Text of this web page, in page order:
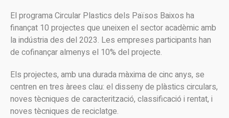
El programa Circular Plastics dels Països Baixos ha
finançat 10 projectes que uneixen el sector acadèmic amb
la indústria des del 2023. Les empreses participants han
de cofinançar almenys el 10% del projecte.
Els projectes, amb una durada màxima de cinc anys, se
centren en tres àrees clau: el disseny de plàstics circulars,
noves tècniques de caracterització, classificació i rentat, i
noves tècniques de reciclatge.